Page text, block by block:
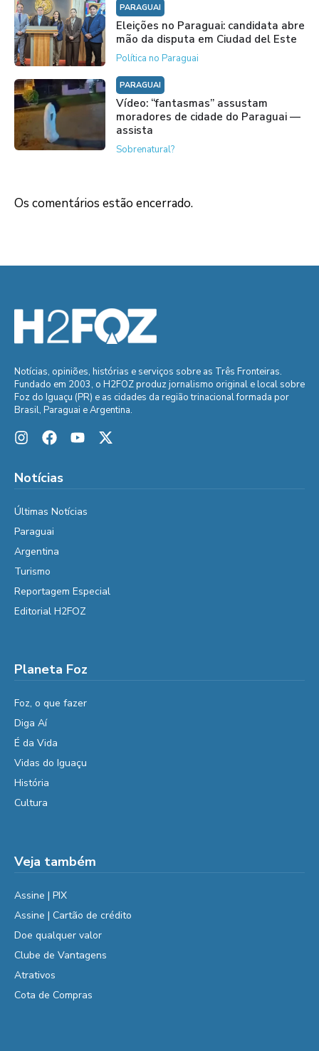
PARAGUAI
Eleições no Paraguai: candidata abre
mão da disputa em Ciudad del Este
Política no Paraguai
PARAGUAI
Vídeo: “fantasmas” assustam
moradores de cidade do Paraguai —
assista
Sobrenatural?
Os comentários estão encerrado.
Notícias, opiniões, histórias e serviços sobre as Três Fronteiras.
Fundado em 2003, o H2FOZ produz jornalismo original e local sobre
Foz do Iguaçu (PR) e as cidades da região trinacional formada por
Brasil, Paraguai e Argentina.
Notícias
Últimas Notícias
Paraguai
Argentina
Turismo
Reportagem Especial
Editorial H2FOZ
Planeta Foz
Foz, o que fazer
Diga Aí
É da Vida
Vidas do Iguaçu
História
Cultura
Veja também
Assine | PIX
Assine | Cartão de crédito
Doe qualquer valor
Clube de Vantagens
Atrativos
Cota de Compras